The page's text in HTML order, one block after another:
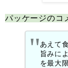
パッケージのコ
あえて
旨みに
を最大